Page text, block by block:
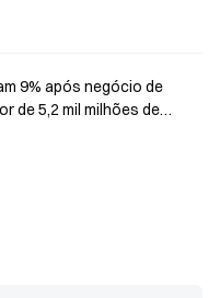
9% após negócio de
de 5,2 mil milhões de